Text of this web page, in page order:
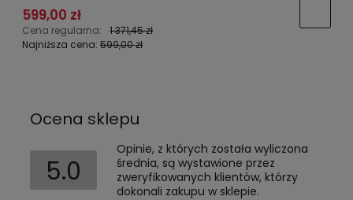
599,00 zł
Cena regularna:
1 371,45 zł
Najniższa cena: 599,00 zł
Ocena sklepu
5.0
Opinie, z których została wyliczona
średnia, są wystawione przez
zweryfikowanych klientów, którzy
dokonali zakupu w sklepie.